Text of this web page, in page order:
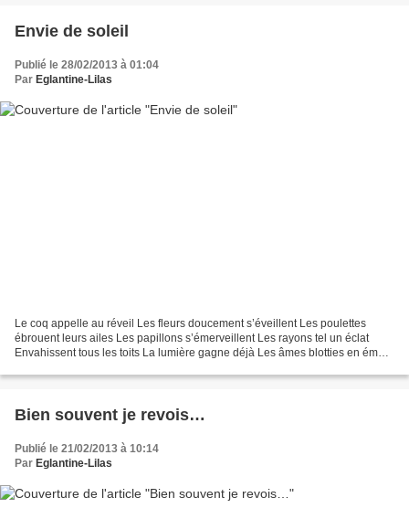
Envie de soleil
Publié le 28/02/2013 à 01:04
Par Eglantine-Lilas
Le coq appelle au réveil Les fleurs doucement s’éveillent Les poulettes
ébrouent leurs ailes Les papillons s’émerveillent Les rayons tel un éclat
Envahissent tous les toits La lumière gagne déjà Les âmes blotties en émoi
Bien souvent je revois…
Publié le 21/02/2013 à 10:14
Par Eglantine-Lilas